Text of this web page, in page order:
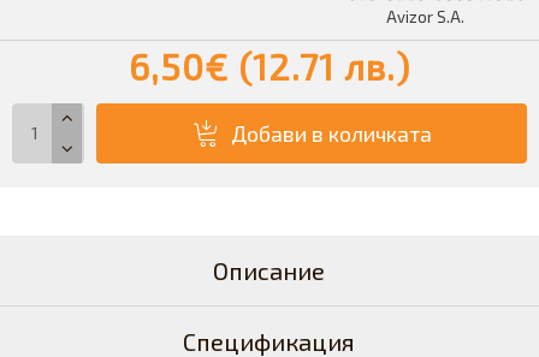
Avizor S.A.
6,50€ (12.71 лв.)
Добави в количката
Описание
Спецификация